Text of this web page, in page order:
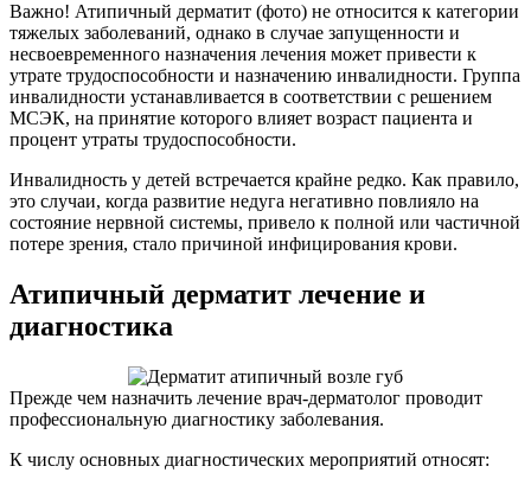
Важно! Атипичный дерматит (фото) не относится к категории
тяжелых заболеваний, однако в случае запущенности и
несвоевременного назначения лечения может привести к
утрате трудоспособности и назначению инвалидности. Группа
инвалидности устанавливается в соответствии с решением
МСЭК, на принятие которого влияет возраст пациента и
процент утраты трудоспособности.
Инвалидность у детей встречается крайне редко. Как правило,
это случаи, когда развитие недуга негативно повлияло на
состояние нервной системы, привело к полной или частичной
потере зрения, стало причиной инфицирования крови.
Атипичный дерматит лечение и
диагностика
Прежде чем назначить лечение врач-дерматолог проводит
профессиональную диагностику заболевания.
К числу основных диагностических мероприятий относят: